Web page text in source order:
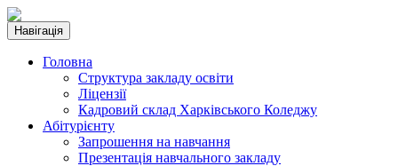
Навігація
Головна
Структура закладу освіти
Ліцензії
Кадровий склад Харківського Коледжу
Абітурієнту
Запрошення на навчання
Презентація навчального закладу